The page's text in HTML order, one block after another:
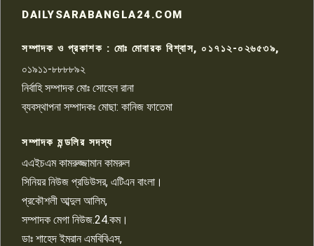
রাজশাহীতে সন্ত্রাসী হামলায় গুরুতর
চাঁদাবাজি ও হয়রানির অভিযোগ
১০
DAILYSARABANGLA24.COM
সম্পাদক ও প্রকাশক : মোঃ মোবারক বিশ্বাস, ০১৭১২-০২৬৫৩৯,
০১৯১১-৮৮৮৮৯২
নির্বাহি সম্পাদক মোঃ সোহেল রানা
ব্যবস্থাপনা সম্পাদকঃ মোছা: কানিজ ফাতেমা
সম্পাদক মন্ডলির সদস্য
এএইচএম কামরুজ্জামান কামরুল
সিনিয়র নিউজ প্রডিউসর, এটিএন বাংলা।
প্রকৌশলী আব্দুল আলিম,
সম্পাদক মেগা নিউজ.24.কম।
ডাঃ শাহেদ ইমরান এমবিবিএস,